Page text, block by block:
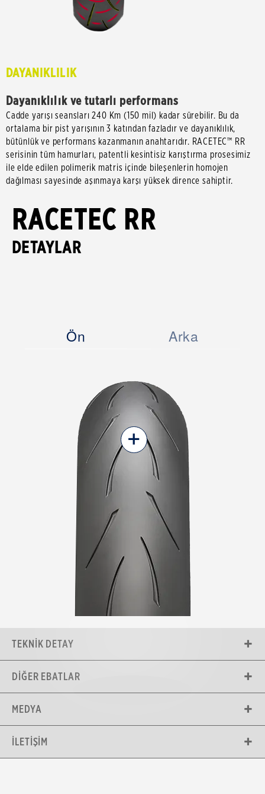
DAYANIKLILIK
Dayanıklılık ve tutarlı performans
Cadde yarışı seansları 240 Km (150 mil) kadar sürebilir. Bu da
ortalama bir pist yarışının 3 katından fazladır ve dayanıklılık,
bütünlük ve performans kazanmanın anahtarıdır. RACETEC™ RR
serisinin tüm hamurları, patentli kesintisiz karıştırma prosesimiz
ile elde edilen polimerik matris içinde bileşenlerin homojen
dağılması sayesinde aşınmaya karşı yüksek dirence sahiptir.
RACETEC RR
DETAYLAR
Ön Arka
+
TEKNIK DETAY
DIĞER EBATLAR
MEDYA
İLETIŞIM